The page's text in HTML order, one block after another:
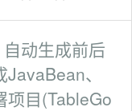
动生成前后
、
项目(TableGo